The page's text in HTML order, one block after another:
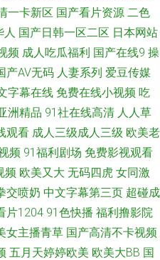
源站 国产美女做爱 五月天黄色视频
里有精品 色香淫视综合 91香蕉传媒
频 91黑料黑丝 超碰另类 韩日一区二
播放 A片欧美传媒 极品白丝在线观
日av无码 青青艹Av 五月天性爱网址
在线观看 五月丁香色图 91视频观看
一卡新区 国产看片资源 二色
人 国产日韩一区二区 日本网站
频 成人吃瓜福利 国产在线9 操
产AV无码 人妻系列 爱豆传媒
字幕在线 免费在线小视频 吃
洲精品 91社在线高清 人人草
观看 成人三级成人三级 欧美老
频 91福利剧场 免费影视观看
频 欧美又大 无码四虎 女同激
交喷奶 中文字幕第三页 超碰成
片1204 91色快播 福利撸影院
女主播青草 国产高清不卡视频
五月天婷婷欧美 欧美大BB 国